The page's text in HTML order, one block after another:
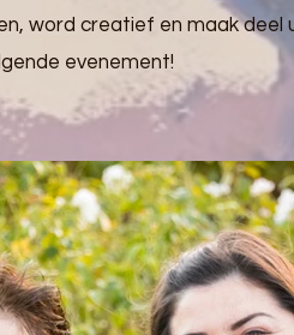
word creatief en maak deel
evenement!